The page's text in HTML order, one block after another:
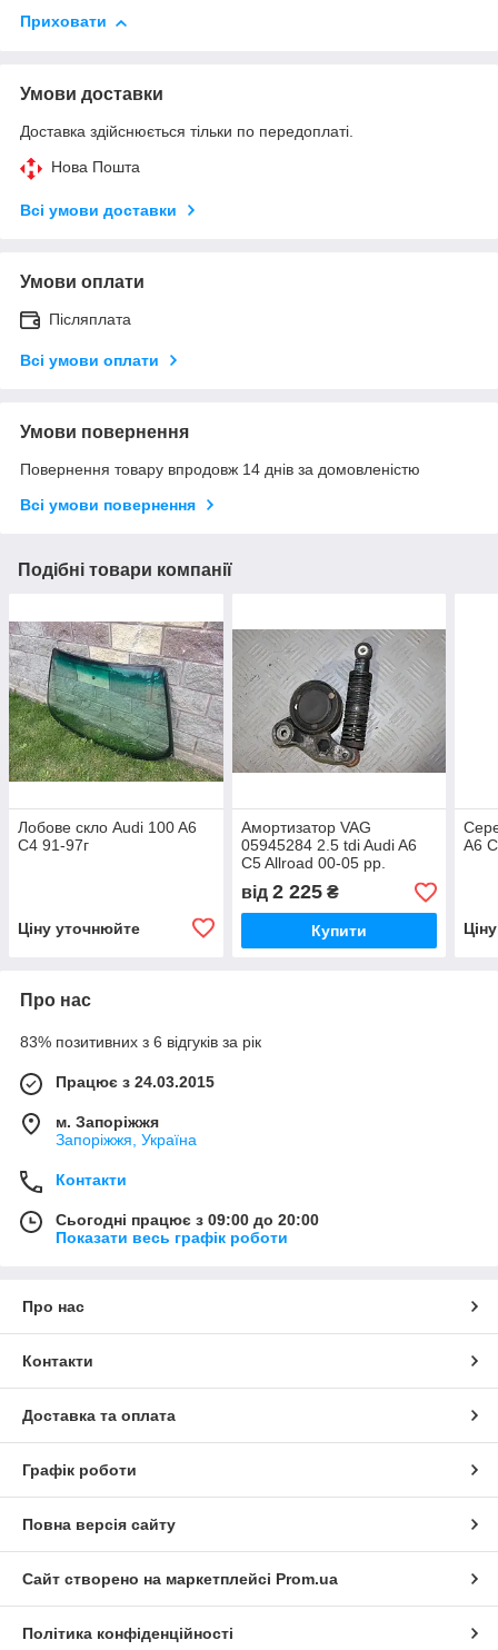
Приховати
Умови доставки
Доставка здійснюється тільки по передоплаті.
Нова Пошта
Всі умови доставки
Умови оплати
Післяплата
Всі умови оплати
Умови повернення
Повернення товару впродовж 14 днів за домовленістю
Всі умови повернення
Подібні товари компанії
Лобове скло Audi 100 A6
C4 91-97г
Ціну уточнюйте
Амортизатор VAG
05945284 2.5 tdi Audi A6
C5 Allroad 00-05 рр.
від 2 225₴
Купити
A6
Про нас
83% позитивних з 6 відгуків за рік
Працює з 24.03.2015
м. Запоріжжя
Запоріжжя, Україна
Контакти
Сьогодні працює з 09:00 до 20:00
Показати весь графік роботи
Про нас
Контакти
Доставка та оплата
Графік роботи
Повна версія сайту
Сайт створено на маркетплейсі Prom.ua
Політика конфіденційності